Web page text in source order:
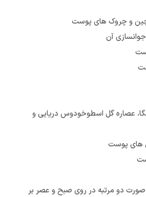
و چروک های پوست
آن
عصاره گل اسطوخودوس دریایی و
های پوست
صورت دو مرتبه در روی صبح و عصر بر